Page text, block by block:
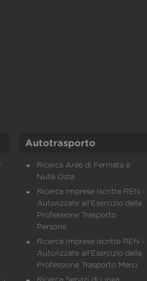
Autotrasporto
Ricerca Aree di Fermata e
Nulla Osta
Ricerca Imprese Iscritte REN -
Autorizzate all'Esercizio della
Professione Trasporto
Persone
Ricerca Imprese iscritte REN -
Autorizzate all'Esercizio della
Professione Trasporto Merci